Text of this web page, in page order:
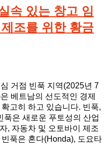
속 있는 창고 임
조를 위한 황금
거점 빈푹 지역(2025년 7
베트남의 선도적인 경제
고히 하고 있습니다. 빈푹,
푹은 새로운 푸토성의 산업
, 자동차 및 오토바이 제조
푹은 혼다(Honda), 도요타